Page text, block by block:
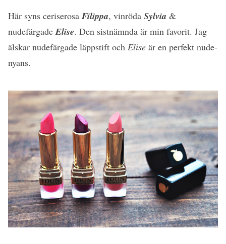
Här syns ceriserosa Filippa, vinröda Sylvia &
nudefärgade Elise. Den sistnämnda är min favorit. Jag
älskar nudefärgade läppstift och Elise är en perfekt nude-
nyans.